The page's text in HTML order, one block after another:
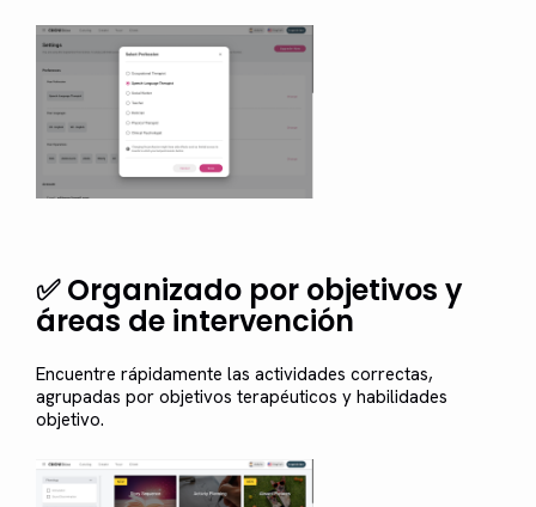
✅ Organizado por objetivos y
áreas de intervención
Encuentre rápidamente las actividades correctas,
agrupadas por objetivos terapéuticos y habilidades
objetivo.